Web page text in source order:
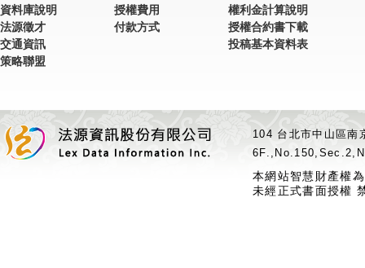
資料庫說明
法源徵才
交通資訊
策略聯盟
授權費用
付款方式
權利金計算說明
授權合約書下載
投稿基本資料表
104 台北市中山區
本網站智慧財產權
未經正式書面授權